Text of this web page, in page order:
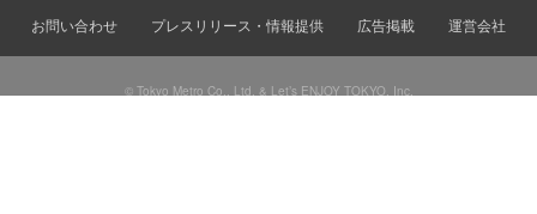
お問い合わせ
プレスリリース・情報提供 広告掲載 運営会社
© Tokyo Metro Co., Ltd. & Let’s ENJOY TOKYO, Inc.